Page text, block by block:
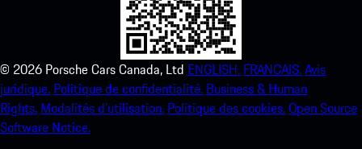
© 2026 Porsche Cars Canada, Ltd ENGLISH. FRANCAIS.Avis
juridique. Politique de confidentialité. Business & Human
Rights. Modalités d’utilisation. Politique des cookies.Open Source
Software Notice.